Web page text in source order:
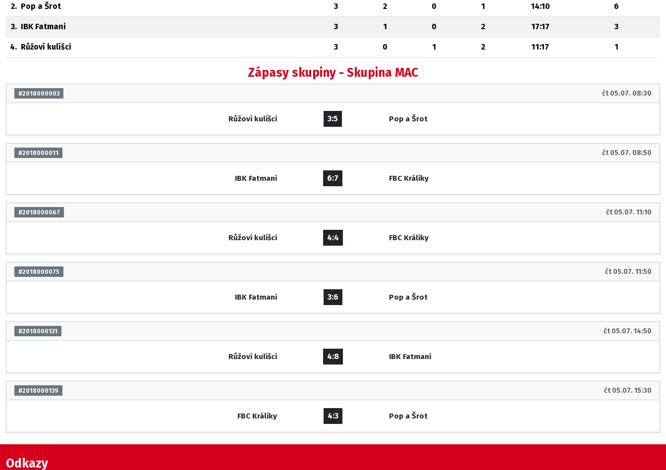
2. Pop a Šrot 3 2 0 1 14:10 6
3. IBK Fatmani 3 1 0 2 17:17 3
4. Růžoví kulíšci 3 0 1 2 11:17 1
Zápasy skupiny - Skupina MAC
#2018000003 čt 05.07. 08:30
Růžoví kulíšci 3:5 Pop a Šrot
#2018000011 čt 05.07. 08:50
IBK Fatmani 6:7 FBC Králíky
#2018000067 čt 05.07. 11:10
Růžoví kulíšci 4:4 FBC Králíky
#2018000075 čt 05.07. 11:50
IBK Fatmani 3:6 Pop a Šrot
#2018000131 čt 05.07. 14:50
Růžoví kulíšci 4:8 IBK Fatmani
#2018000139 čt 05.07. 15:30
FBC Králíky 4:3 Pop a Šrot
Odkazy